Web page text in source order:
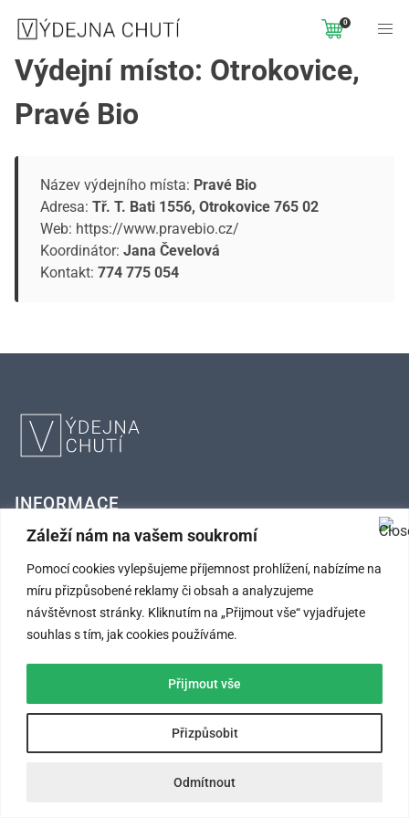
Záleží nám na vašem soukromí
Pomocí cookies vylepšujeme příjemnost prohlížení, nabízíme na
míru přizpůsobené reklamy či obsah a analyzujeme
návštěvnost stránky. Kliknutím na „Přijmout vše“ vyjadřujete
souhlas s tím, jak cookies používáme.
Přizpůsobit
Odmítnout
Přijmout vše
0
Výdejní místo: Otrokovice,
Pravé Bio
Název výdejního místa: Pravé Bio
Adresa: Tř. T. Bati 1556, Otrokovice 765 02
Web: https://www.pravebio.cz/
Koordinátor: Jana Čevelová
Kontakt: 774 775 054
INFORMACE
Kontaktní údaje
Obchodní podmínky
Ochrana osobních údajů
SLEDUJTE NÁS